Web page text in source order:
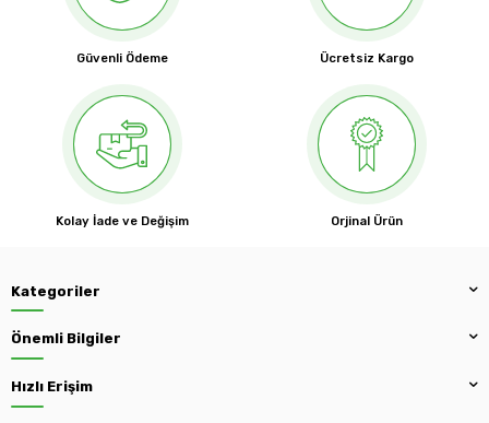
Güvenli Ödeme Ücretsiz Kargo
Kolay İade ve Değişim Orjinal Ürün
Kategoriler
Önemli Bilgiler
Hızlı Erişim